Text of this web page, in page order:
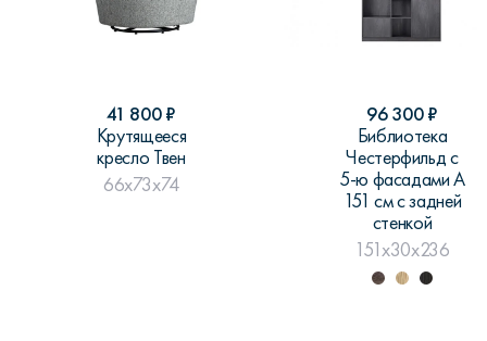
41 800₽
Крутящееся
кресло Твен
66x73x74
96 300₽
Библиотека
Честерфильд c
5-ю фасадами A
151 см с задней
стенкой
151x30x236